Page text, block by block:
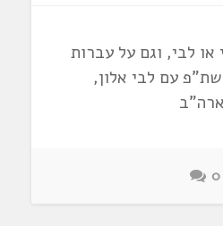
או לבי, וגם על עברות
עם לבי אלון,
0